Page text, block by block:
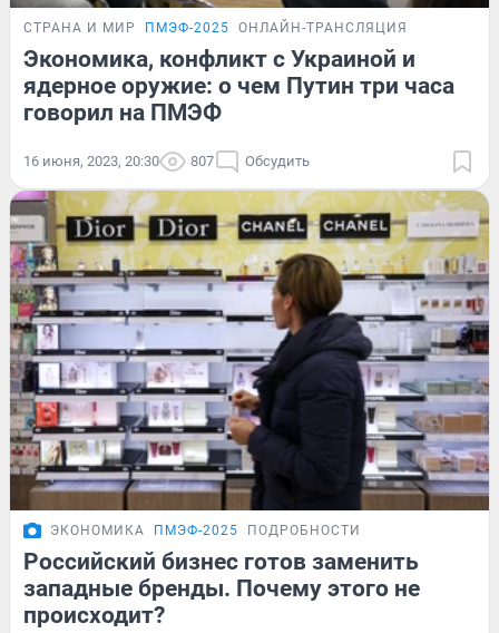
СТРАНА И МИР ПМЭФ-2025 ОНЛАЙН-ТРАНСЛЯЦИЯ
Экономика, конфликт с Украиной и
ядерное оружие: о чем Путин три часа
говорил на ПМЭФ
16 июня, 2023, 20:30 807 Обсудить
ЭКОНОМИКА ПМЭФ-2025 ПОДРОБНОСТИ
Российский бизнес готов заменить
западные бренды. Почему этого не
происходит?